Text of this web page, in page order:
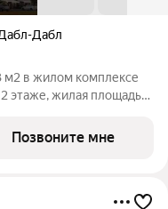
Дабл
м2 в жилом комплексе
этаже, жилая площадь
Позвоните мне